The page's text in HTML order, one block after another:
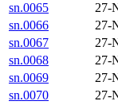
sn.0065
27-
sn.0066
27-
sn.0067
27-
sn.0068
27-
sn.0069
27-
sn.0070
27-